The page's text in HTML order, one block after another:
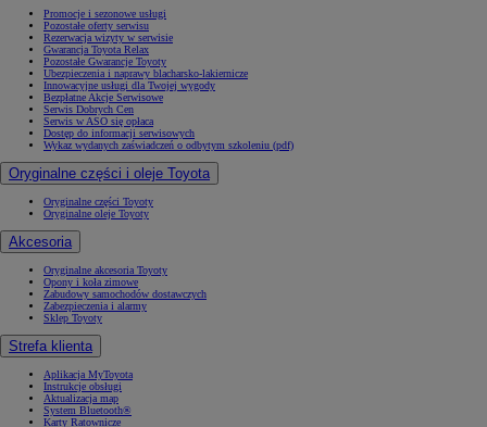
Promocje i sezonowe usługi
Pozostałe oferty serwisu
Rezerwacja wizyty w serwisie
Gwarancja Toyota Relax
Pozostałe Gwarancje Toyoty
Ubezpieczenia i naprawy blacharsko-lakiernicze
Innowacyjne usługi dla Twojej wygody
Bezpłatne Akcje Serwisowe
Serwis Dobrych Cen
Serwis w ASO się opłaca
Dostęp do informacji serwisowych
Wykaz wydanych zaświadczeń o odbytym szkoleniu (pdf)
Oryginalne części i oleje Toyota
Oryginalne części Toyoty
Oryginalne oleje Toyoty
Akcesoria
Oryginalne akcesoria Toyoty
Opony i koła zimowe
Zabudowy samochodów dostawczych
Zabezpieczenia i alarmy
Sklep Toyoty
Strefa klienta
Aplikacja MyToyota
Instrukcje obsługi
Aktualizacja map
System Bluetooth®
Karty Ratownicze